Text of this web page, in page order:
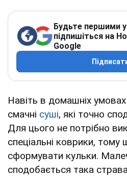
Будьте першими
підпишіться на
Google
Навіть в домашніх
смачні суші, які точно
Для цього не потрібно
спеціальні коврики,
сформувати кульки.
сподобається така